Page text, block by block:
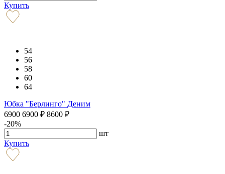
Купить
54
56
58
60
64
Юбка "Берлинго" Деним
6900 6900 ₽ 8600 ₽
-20%
шт
Купить